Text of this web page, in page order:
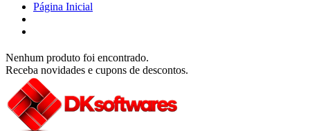
Página Inicial
Nenhum produto foi encontrado.
Receba novidades e cupons de descontos.